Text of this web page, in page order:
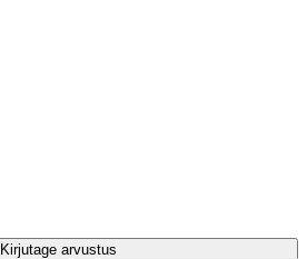
Kirjutage arvustus